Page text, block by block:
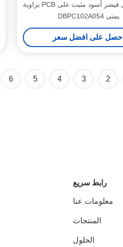
موصل كابل فيشر أسود مثبت على PCB بزاوية
يمنى DBPC102A054
احصل على افضل سعر
2
3
4
5
6
رابط سريع
معلومات عنا
المنتجات
الحلول